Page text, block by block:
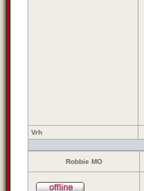
Vrh
Robbie MO